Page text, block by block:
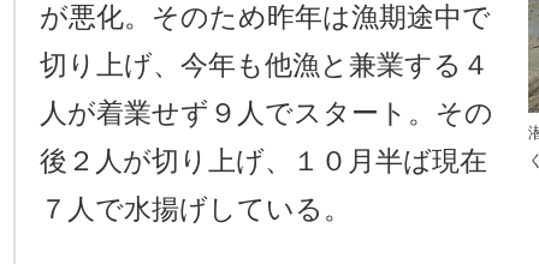
が悪化。そのため昨年は漁期途中で
切り上げ、今年も他漁と兼業する４
人が着業せず９人でスタート。その
後２人が切り上げ、１０月半ば現在
７人で水揚げしている。